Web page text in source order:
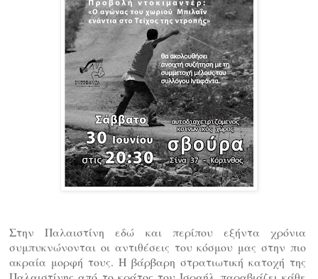
Στην Παλαιστίνη εδώ και περίπου εξήντα χρόνια
συμπυκνώνονται οι αντιθέσεις του κόσμου μας στην πιο
ακραία μορφή τους. Η βάρβαρη στρατιωτική κατοχή της